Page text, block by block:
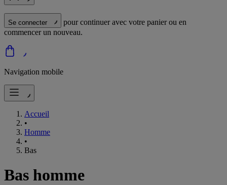
Se connecter
pour continuer avec votre panier ou en
commencer un nouveau.
Navigation mobile
Accueil
•
Homme
•
Bas
Bas homme